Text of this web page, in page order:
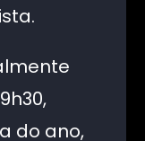
do ano,